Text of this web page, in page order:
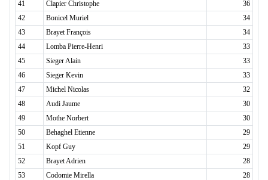
41
Clapier Christophe
36
42
Bonicel Muriel
34
43
Brayet François
34
44
Lomba Pierre-Henri
33
45
Sieger Alain
33
46
Sieger Kevin
33
47
Michel Nicolas
32
48
Audi Jaume
30
49
Mothe Norbert
30
50
Behaghel Etienne
29
51
Kopf Guy
29
52
Brayet Adrien
28
53
Codomie Mirella
28